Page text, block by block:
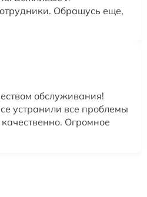
Обращусь еще,
обслуживания!
устранили все проблемы
Огромное